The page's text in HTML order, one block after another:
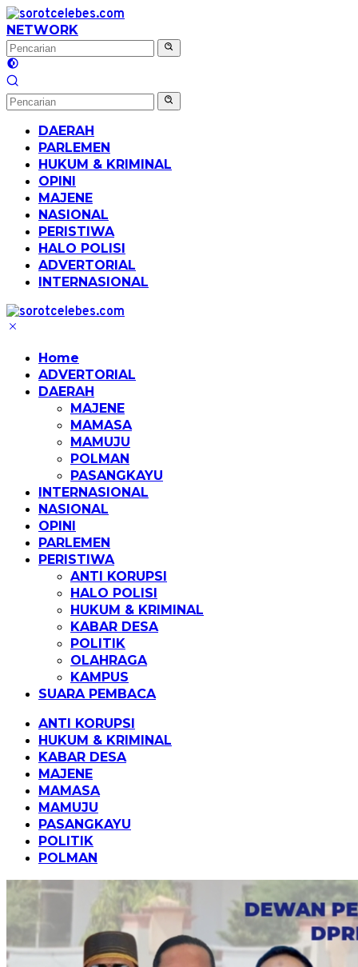
Langsung
ke
konten
NETWORK
DAERAH
PARLEMEN
HUKUM & KRIMINAL
OPINI
MAJENE
NASIONAL
PERISTIWA
HALO POLISI
ADVERTORIAL
INTERNASIONAL
Home
ADVERTORIAL
DAERAH
MAJENE
MAMASA
MAMUJU
POLMAN
PASANGKAYU
INTERNASIONAL
NASIONAL
OPINI
PARLEMEN
PERISTIWA
ANTI KORUPSI
HALO POLISI
HUKUM & KRIMINAL
KABAR DESA
POLITIK
OLAHRAGA
KAMPUS
SUARA PEMBACA
ANTI KORUPSI
HUKUM & KRIMINAL
KABAR DESA
MAJENE
MAMASA
MAMUJU
PASANGKAYU
POLITIK
POLMAN